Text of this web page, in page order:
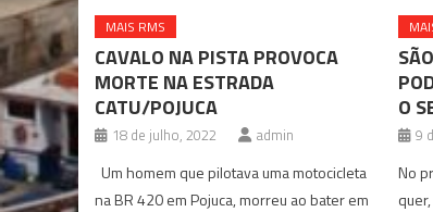
MAIS RMS
CAVALO NA PISTA PROVOCA
MORTE NA ESTRADA
CATU/POJUCA
18 de julho, 2022 admin
Um homem que pilotava uma motocicleta
na BR 420 em Pojuca, morreu ao bater em
O
9
No